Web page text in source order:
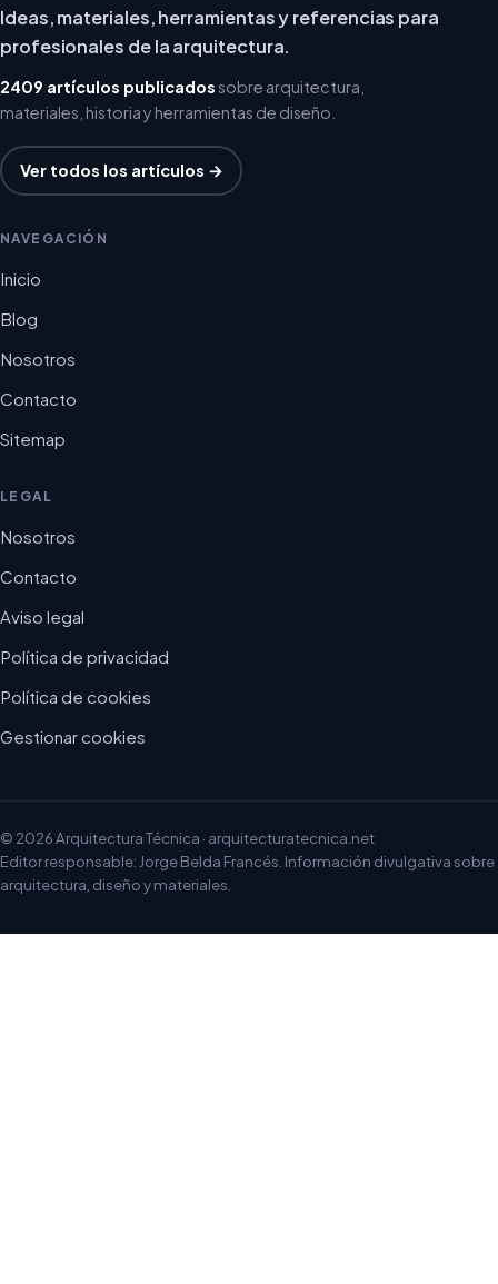
Ideas, materiales, herramientas y referencias para
profesionales de la arquitectura.
2409 artículos publicadossobre arquitectura,
materiales, historia y herramientas de diseño.
Ver todos los artículos →
NAVEGACIÓN
Inicio
Blog
Nosotros
Contacto
Sitemap
LEGAL
Nosotros
Contacto
Aviso legal
Política de privacidad
Política de cookies
Gestionar cookies
© 2026 Arquitectura Técnica · arquitecturatecnica.net
Editor responsable: Jorge Belda Francés. Información divulgativa sobre
arquitectura, diseño y materiales.